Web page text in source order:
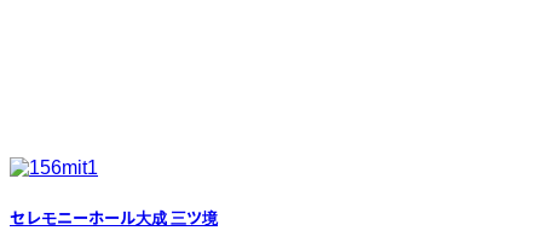
セレモニーホール大成 三ツ境